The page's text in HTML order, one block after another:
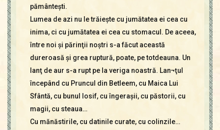
pământeşti.
Lumea de azi nu le trăieşte cu jumătatea ei cea cu
inima, ci cu jumătatea ei cea cu stomacul. De aceea,
între noi şi părinţii noştri s-a făcut această
dureroasă şi grea ruptură, poate, pe totdeauna. Un
lanţ de aur s-a rupt pe la veriga noastră. Lan¬ţul
începând cu Pruncul din Betleem, cu Maica Lui
Sfântă, cu bunul Iosif, cu îngeraşii, cu păstorii, cu
magii, cu steaua…
Cu mănăstirile, cu datinile curate, cu colinzile…